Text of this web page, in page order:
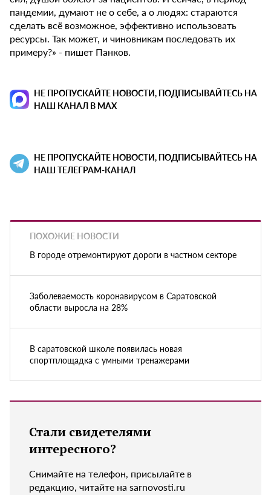
пандемии, думают не о себе, а о людях: стараются
сделать всё возможное, эффективно использовать
ресурсы. Так может, и чиновникам последовать их
примеру?» - пишет Панков.
НЕ ПРОПУСКАЙТЕ НОВОСТИ, ПОДПИСЫВАЙТЕСЬ НА
НАШ КАНАЛ В MAX
НЕ ПРОПУСКАЙТЕ НОВОСТИ, ПОДПИСЫВАЙТЕСЬ НА
НАШ ТЕЛЕГРАМ-КАНАЛ
ПОХОЖИЕ НОВОСТИ
В городе отремонтируют дороги в частном секторе
Заболеваемость коронавирусом в Саратовской
области выросла на 28%
В саратовской школе появилась новая
спортплощадка с умными тренажерами
Стали свидетелями
интересного?
Снимайте на телефон, присылайте в
редакцию, читайте на sarnovosti.ru